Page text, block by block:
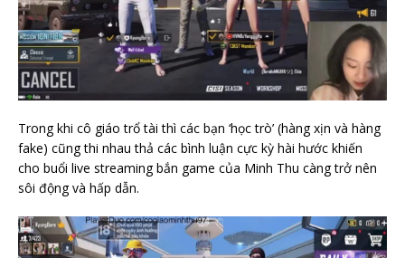
Trong khi cô giáo trổ tài thì các bạn ‘học trò’ (hàng xịn và hàng
fake) cũng thi nhau thả các bình luận cực kỳ hài hước khiến
cho buổi live streaming bắn game của Minh Thu càng trở nên
sôi động và hấp dẫn.